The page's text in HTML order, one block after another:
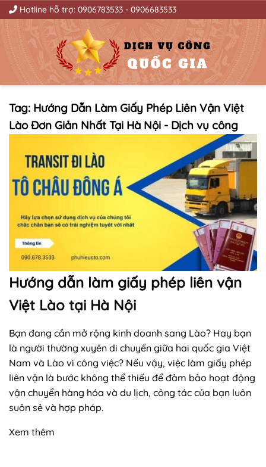
Hotline hỗ trợ: 0906783533 - 0906683533
Tag: Hướng Dẫn Làm Giấy Phép Liên Vận Việt
Lào Đơn Giản Nhất Tại Hà Nội - Dịch vụ công
Hướng dẫn làm giấy phép liên vận
Việt Lào tại Hà Nội
Bạn đang cần mở rộng kinh doanh sang Lào? Hay bạn
là người thường xuyên di chuyển giữa hai quốc gia Việt
Nam và Lào vì công việc? Nếu vậy, việc làm giấy phép
liên vận là bước không thể thiếu để đảm bảo hoạt động
vận chuyển hàng hóa và du lịch, công tác của bạn luôn
suôn sẻ và hợp pháp.
Xem thêm